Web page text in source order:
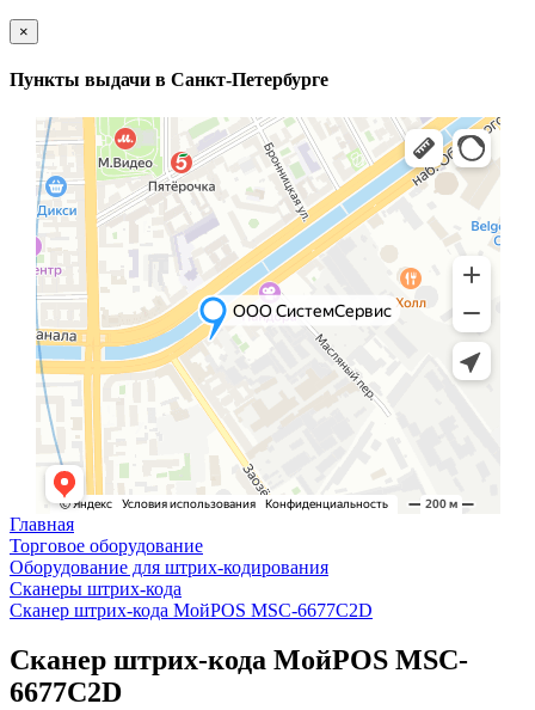
×
Пункты выдачи в Санкт-Петербурге
Главная
Торговое оборудование
Оборудование для штрих-кодирования
Сканеры штрих-кода
Сканер штрих-кода МойPOS MSC-6677C2D
Сканер штрих-кода МойPOS MSC-
6677C2D